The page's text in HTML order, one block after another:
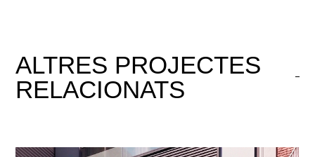
ALTRES PROJECTES
RELACIONATS